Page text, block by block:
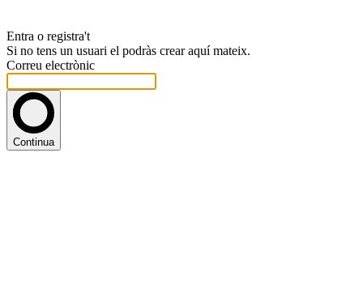
Entra o registra't
Si no tens un usuari el podràs crear aquí mateix.
Correu electrònic
Continua